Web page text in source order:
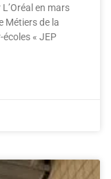
en mars
Métiers de la
« JEP